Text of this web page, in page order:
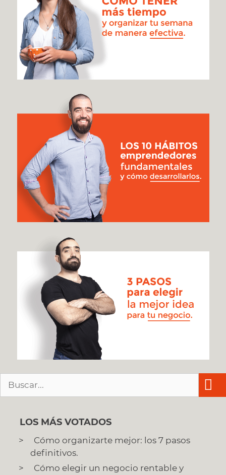
LOS MÁS VOTADOS
Cómo organizarte mejor: los 7 pasos
definitivos.
Cómo elegir un negocio rentable y